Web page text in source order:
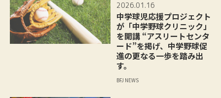
2026.01.16
中学球児応援プロジェクト
が「中学野球クリニック」
を開講 “アスリートセンタ
ード”を掲げ、中学野球促
進の更なる一歩を踏み出
す。
BFJ NEWS